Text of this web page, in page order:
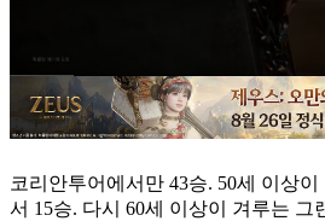
코리안투어에서만 43승. 50세 이상
서 15승. 다시 60세 이상이 겨루는 그